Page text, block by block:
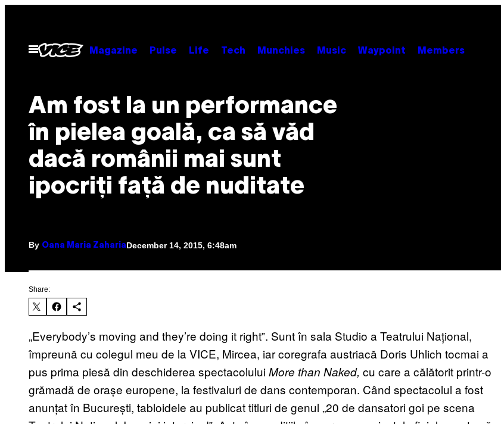
contentOpen
Menu
Magazine Pulse Life Tech Munchies Music Waypoint Members
Am fost la un performance
în pielea goală, ca să văd
dacă românii mai sunt
ipocriți față de nuditate
By Oana Maria ZahariaDecember 14, 2015, 6:48am
Share:
„Everybody’s moving and they’re doing it right‟. Sunt în sala Studio a Teatrului Național,
împreună cu colegul meu de la VICE, Mircea, iar coregrafa austriacă Doris Uhlich tocmai a
pus prima piesă din deschiderea spectacoluluiMore than Naked, cu care a călătorit printr-o
grămadă de orașe europene, la festivaluri de dans contemporan. Când spectacolul a fost
anunțat în București, tabloidele au publicat titluri de genul „20 de dansatori goi pe scena